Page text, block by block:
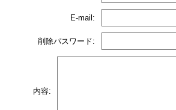
E-mail:
削除パスワード:
内容: